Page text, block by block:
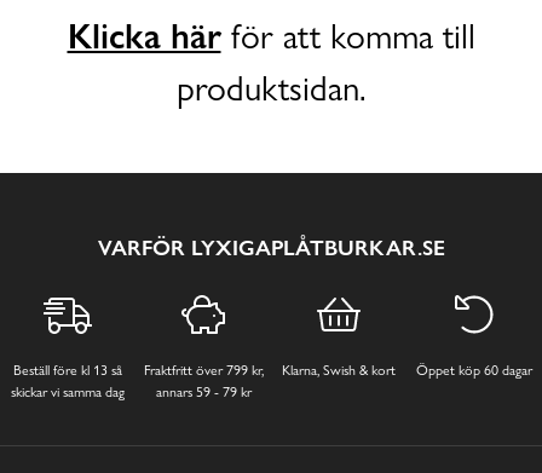
Klicka härför att komma till
produktsidan.
VARFÖR LYXIGAPLÅTBURKAR.SE
Beställ före kl 13 så
skickar vi samma dag
Fraktfritt över 799 kr,
annars 59 - 79 kr
Klarna, Swish & kort Öppet köp 60 dagar